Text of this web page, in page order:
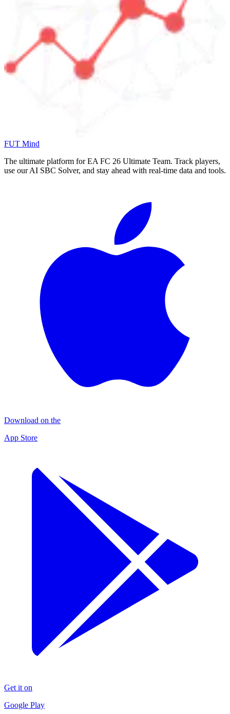
FUT Mind
The ultimate platform for EA FC 26 Ultimate Team. Track players,
use our AI SBC Solver, and stay ahead with real-time data and tools.
Download on the
App Store
Get it on
Google Play